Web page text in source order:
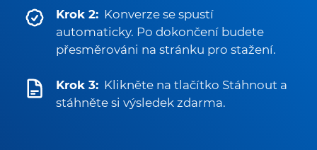
Krok 2: Konverze se spustí
automaticky. Po dokončení budete
přesměrováni na stránku pro stažení.
Krok 3: Klikněte na tlačítko Stáhnout a
stáhněte si výsledek zdarma.